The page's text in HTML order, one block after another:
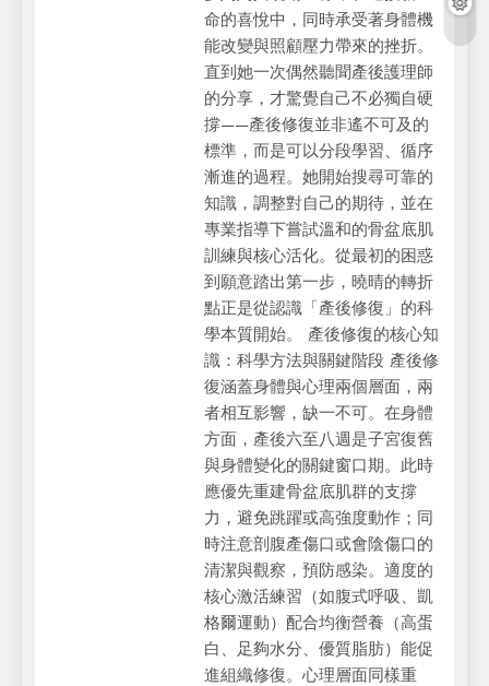
命的喜悅中，同時承受著身體機
能改變與照顧壓力帶來的挫折。
直到她一次偶然聽聞產後護理師
的分享，才驚覺自己不必獨自硬
撐——產後修復並非遙不可及的
標準，而是可以分段學習、循序
漸進的過程。她開始搜尋可靠的
知識，調整對自己的期待，並在
專業指導下嘗試溫和的骨盆底肌
訓練與核心活化。從最初的困惑
到願意踏出第一步，曉晴的轉折
點正是從認識「產後修復」的科
學本質開始。 產後修復的核心知
識：科學方法與關鍵階段 產後修
復涵蓋身體與心理兩個層面，兩
者相互影響，缺一不可。在身體
方面，產後六至八週是子宮復舊
與身體變化的關鍵窗口期。此時
應優先重建骨盆底肌群的支撐
力，避免跳躍或高強度動作；同
時注意剖腹產傷口或會陰傷口的
清潔與觀察，預防感染。適度的
核心激活練習（如腹式呼吸、凱
格爾運動）配合均衡營養（高蛋
白、足夠水分、優質脂肪）能促
進組織修復。心理層面同樣重